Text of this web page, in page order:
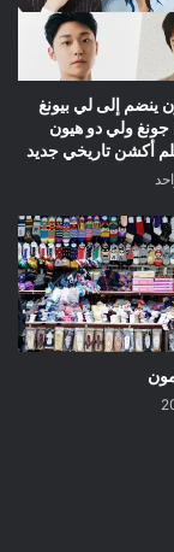
ينضم إلى لي بيونغ
ولي دو هيون
أكشن تاريخي جديد